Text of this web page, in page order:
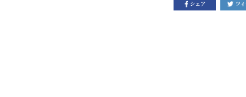
シェア ツ